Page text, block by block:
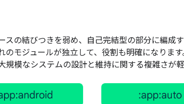
スの結びつきを弱め、自己完結型の部分に編成
のモジュールが独立して、役割も明確になりま
規模なシステムの設計と維持に関する複雑さが軽